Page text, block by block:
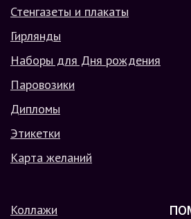
Стенгазеты и плакаты
Гирлянды
Наборы для Дня рождения
Паровозики
Дипломы
Этикетки
Карта желаний
Коллажи